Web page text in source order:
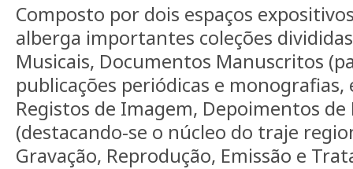
Composto por dois espaços
alberga importantes coleções
Musicais, Documentos Manuscritos
publicações periódicas e
Registos de Imagem, Depoimentos
(destacando-se o núcleo do traje
Gravação, Reprodução, Emissão e